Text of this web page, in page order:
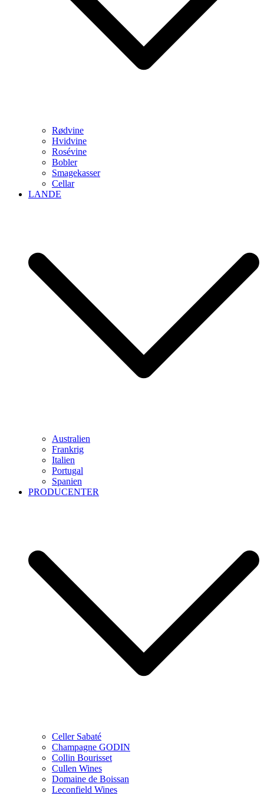
Rødvine
Hvidvine
Rosévine
Bobler
Smagekasser
Cellar
LANDE
Australien
Frankrig
Italien
Portugal
Spanien
PRODUCENTER
Celler Sabaté
Champagne GODIN
Collin Bourisset
Cullen Wines
Domaine de Boissan
Leconfield Wines